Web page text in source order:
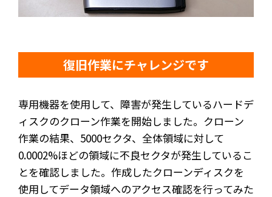
復旧作業にチャレンジです
専用機器を使用して、障害が発生しているハードデ
ィスクのクローン作業を開始しました。クローン
作業の結果、5000セクタ、全体領域に対して
0.0002%ほどの領域に不良セクタが発生しているこ
とを確認しました。作成したクローンディスクを
使用してデータ領域へのアクセス確認を行ってみた